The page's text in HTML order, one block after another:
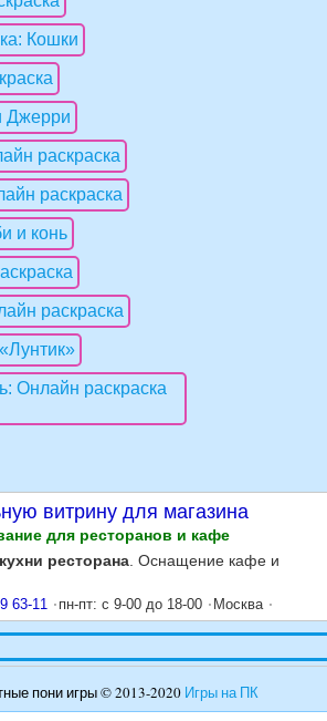
витрину для магазина
для ресторанов и кафе
ресторана . Оснащение кафе и
63-11 пн-пт: с 9-00 до 18-00 Москва
пони игры © 2013-2020 Игры на ПК